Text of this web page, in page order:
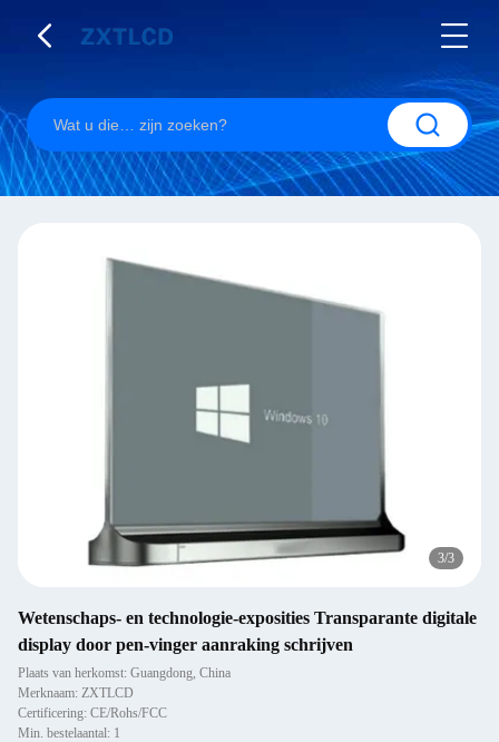
3/3
Wetenschaps- en technologie-exposities Transparante digitale
display door pen-vinger aanraking schrijven
Plaats van herkomst: Guangdong, China
Merknaam: ZXTLCD
Certificering: CE/Rohs/FCC
Min. bestelaantal: 1